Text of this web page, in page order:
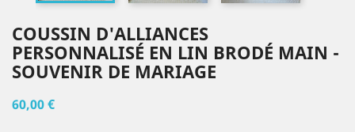
COUSSIN D'ALLIANCES
PERSONNALISÉ EN LIN BRODÉ MAIN -
SOUVENIR DE MARIAGE
60,00 €